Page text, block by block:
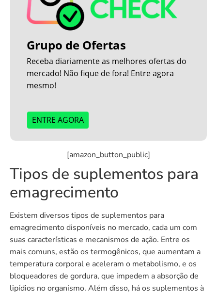
Grupo de Ofertas
Receba diariamente as melhores ofertas do
mercado! Não fique de fora! Entre agora
mesmo!
ENTRE AGORA
[amazon_button_public]
Tipos de suplementos para
emagrecimento
Existem diversos tipos de suplementos para
emagrecimento disponíveis no mercado, cada um com
suas características e mecanismos de ação. Entre os
mais comuns, estão os termogênicos, que aumentam a
temperatura corporal e aceleram o metabolismo, e os
bloqueadores de gordura, que impedem a absorção de
lipídios no organismo. Além disso, há os suplementos à